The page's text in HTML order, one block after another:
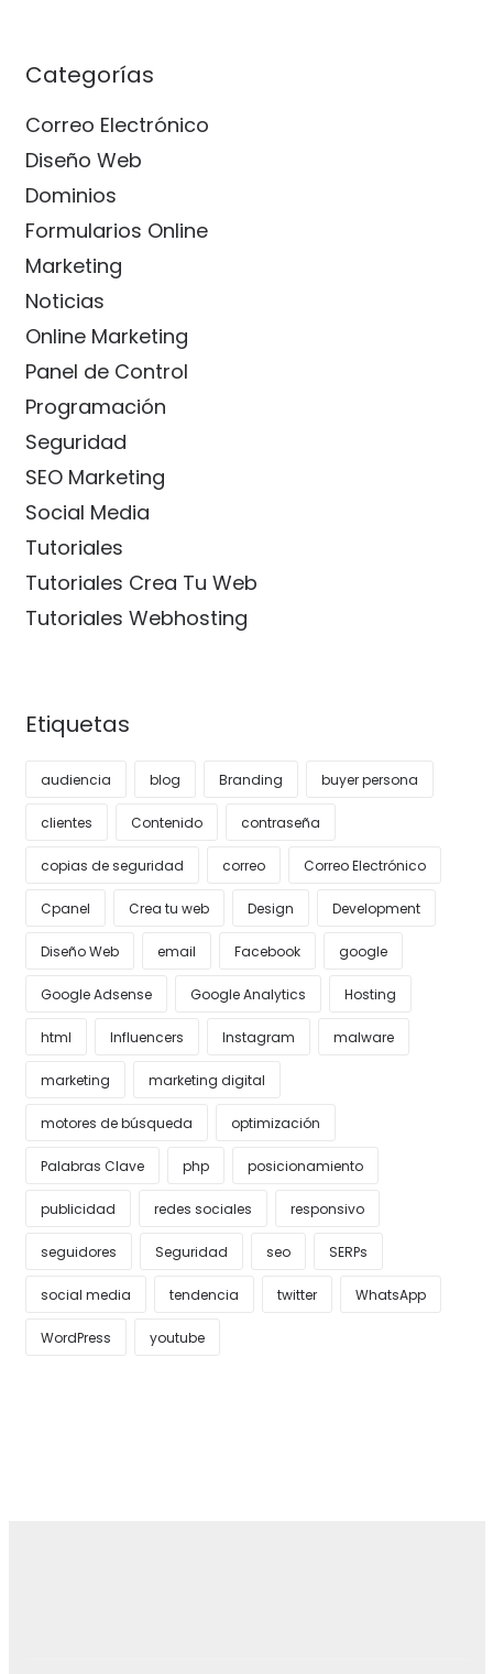
Categorías
Correo Electrónico
Diseño Web
Dominios
Formularios Online
Marketing
Noticias
Online Marketing
Panel de Control
Programación
Seguridad
SEO Marketing
Social Media
Tutoriales
Tutoriales Crea Tu Web
Tutoriales Webhosting
Etiquetas
audiencia blog Branding buyer persona
clientes Contenido contraseña
copias de seguridad correo Correo Electrónico
Cpanel Crea tu web Design Development
Diseño Web email Facebook google
Google Adsense Google Analytics Hosting
html Influencers Instagram malware
marketing marketing digital
motores de búsqueda optimización
Palabras Clave php posicionamiento
publicidad redes sociales responsivo
seguidores Seguridad seo SERPs
social media tendencia twitter WhatsApp
WordPress youtube